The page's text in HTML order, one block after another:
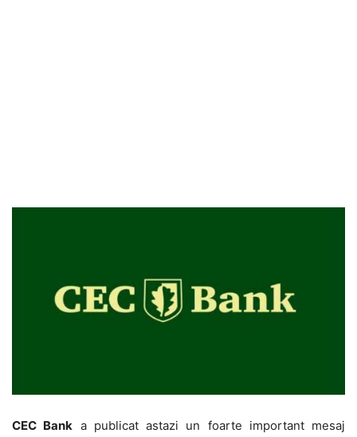
CEC Bank a publicat astazi un foarte important mesaj